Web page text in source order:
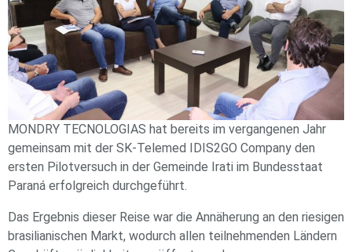
MONDRY TECNOLOGIAS hat bereits im vergangenen Jahr
gemeinsam mit der SK-Telemed IDIS2GO Company den
ersten Pilotversuch in der Gemeinde Irati im Bundesstaat
Paraná erfolgreich durchgeführt.
Das Ergebnis dieser Reise war die Annäherung an den riesigen
brasilianischen Markt, wodurch allen teilnehmenden Ländern